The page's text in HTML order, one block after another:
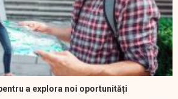
a explora noi oportunități